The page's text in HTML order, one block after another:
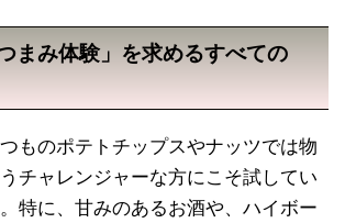
まみ体験」を求めるすべての
ものポテトチップスやナッツでは物
チャレンジャーな方にこそ試してい
特に、甘みのあるお酒や、ハイボー